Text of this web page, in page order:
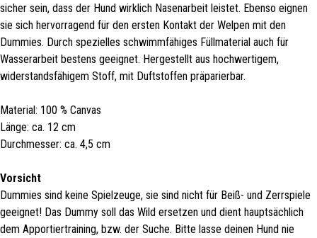
sicher sein, dass der Hund wirklich Nasenarbeit leistet. Ebenso eignen
sie sich hervorragend für den ersten Kontakt der Welpen mit den
Dummies. Durch spezielles schwimmfähiges Füllmaterial auch für
Wasserarbeit bestens geeignet. Hergestellt aus hochwertigem,
widerstandsfähigem Stoff, mit Duftstoffen präparierbar.
Material: 100 % Canvas
Länge: ca. 12 cm
Durchmesser: ca. 4,5 cm
Vorsicht
Dummies sind keine Spielzeuge, sie sind nicht für Beiß- und Zerrspiele
geeignet! Das Dummy soll das Wild ersetzen und dient hauptsächlich
dem Apportiertraining, bzw. der Suche. Bitte lasse deinen Hund nie